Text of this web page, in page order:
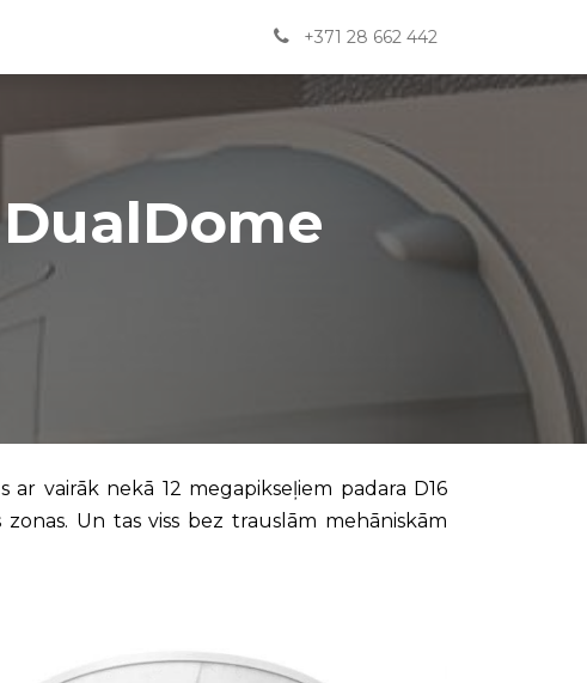
BUJ Kontakti
+371 28 662 442
DualDome
vairāk nekā 12 megapikseļiem padara D16
Un tas viss bez trauslām mehāniskām